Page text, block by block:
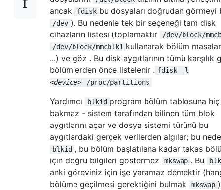
ancak
fdisk bu dosyaları doğrudan görmeyi
/dev ). Bu nedenle tek bir seçeneği tam disk
cihazların listesi (toplamaktır
/dev/block/
/dev/block/mmcblk1 kullanarak bölüm
...) ve göz . Bu disk aygıtlarının tümü karşılık
bölümlerden önce listelenir . fdisk -l
<device>
/proc/partitions
Yardımcı blkid program bölüm tablosuna hiç
bakmaz - sistem tarafından bilinen tüm blok
aygıtlarını açar ve dosya sistemi türünü bu
aygıtlardaki gerçek verilerden algılar; bu
blkid , bu bölüm başlatılana kadar takas
için doğru bilgileri göstermez
mkswap . Bu
anki göreviniz için işe yaramaz demektir
bölüme geçilmesi gerektiğini bulmak
mkswap